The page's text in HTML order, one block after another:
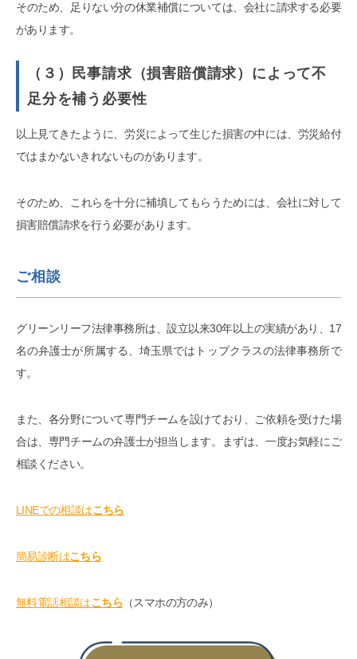
そのため、足りない分の休業補償については、会社に請求する必要
があります。
（３）民事請求（損害賠償請求）によって不
足分を補う必要性
以上見てきたように、労災によって生じた損害の中には、労災給付
ではまかないきれないものがあります。
そのため、これらを十分に補填してもらうためには、会社に対して
損害賠償請求を行う必要があります。
ご相談
グリーンリーフ法律事務所は、設立以来30年以上の実績があり、17
名の弁護士が所属する、埼玉県ではトップクラスの法律事務所で
す。
また、各分野について専門チームを設けており、ご依頼を受けた場
合は、専門チームの弁護士が担当します。まずは、一度お気軽にご
相談ください。
LINEでの相談はこちら
簡易診断はこちら
無料電話相談はこちら （スマホの方のみ）